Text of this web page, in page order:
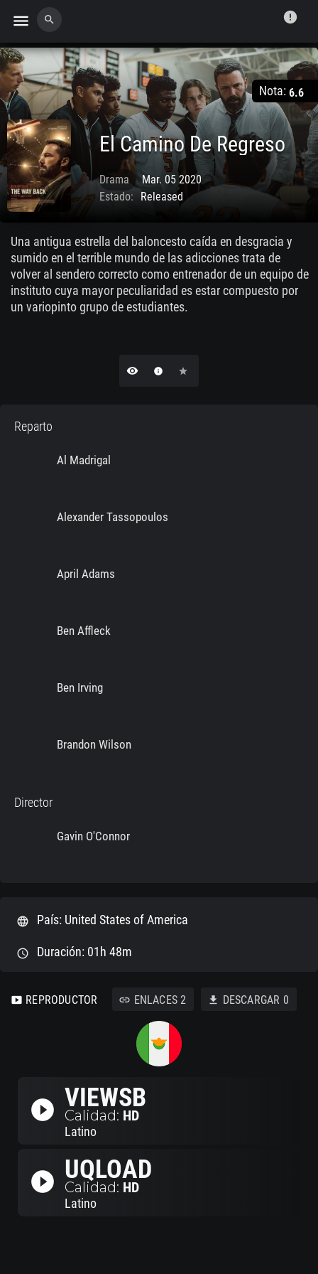
menu search error
Nota: 6.6
El Camino De Regreso
Drama
Mar. 05 2020
Estado:
Released
Una antigua estrella del baloncesto caída en desgracia y
sumido en el terrible mundo de las adicciones trata de
volver al sendero correcto como entrenador de un equipo de
instituto cuya mayor peculiaridad es estar compuesto por
un variopinto grupo de estudiantes.
remove_red_eye info star
Reparto
Al Madrigal
Alexander Tassopoulos
April Adams
Ben Affleck
Ben Irving
Brandon Wilson
Director
Gavin O'Connor
language País: United States of America
schedule Duración: 01h 48m
smart_display REPRODUCTOR link ENLACES 2 download DESCARGAR 0
play_circle_filled VIEWSB
Calidad: HD
Latino
play_circle_filled UQLOAD
Calidad: HD
Latino